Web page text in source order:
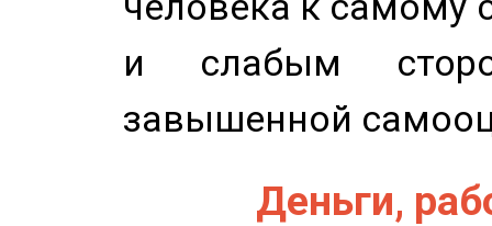
и слабым
завышенной
Деньги,